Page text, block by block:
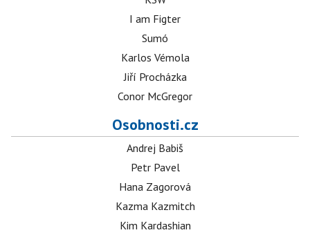
I am Figter
Sumó
Karlos Vémola
Jiří Procházka
Conor McGregor
Osobnosti.cz
Andrej Babiš
Petr Pavel
Hana Zagorová
Kazma Kazmitch
Kim Kardashian